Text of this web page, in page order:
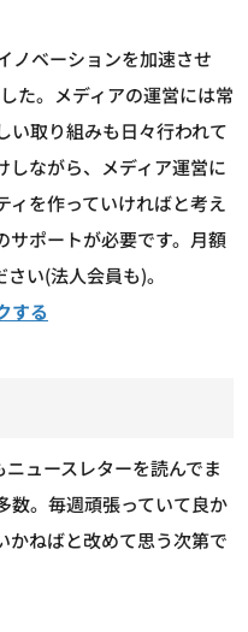
ノベーションを加速させ
た。メディアの運営には常
い取り組みも日々行われて
しながら、メディア運営に
を作っていければと考え
サポートが必要です。月額
い(法人会員も)。
する
ュースレターを読んでま
数。毎週頑張っていて良か
かねばと改めて思う次第で